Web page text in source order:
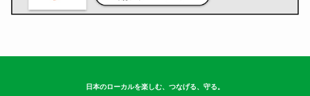
日本のローカルを楽しむ、つなげる、守る。